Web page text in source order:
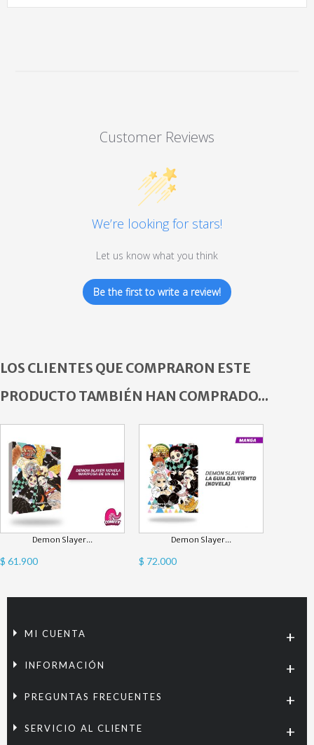
Customer Reviews
We’re looking for stars!
Let us know what you think
Be the first to write a review!
LOS CLIENTES QUE COMPRARON ESTE
PRODUCTO TAMBIÉN HAN COMPRADO...
Demon Slayer...
$ 61.900
Demon Slayer...
$ 72.000
MI CUENTA
INFORMACIÓN
PREGUNTAS FRECUENTES
SERVICIO AL CLIENTE